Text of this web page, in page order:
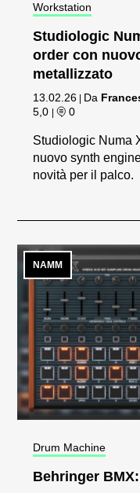
Workstation
Studiologic
order con
metallizzato
13.02.26 Da
5,0
| 0
Studiologic Numa
nuovo synth
novità per il palco.
NAMM
Drum Machine
Behringer